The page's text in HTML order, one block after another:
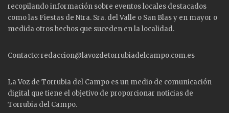
recopilando información sobre eventos locales destacados
como las Fiestas de Ntra. Sra. del Valle o San Blas y en mayor o
medida otros hechos que suceden en la localidad.
Contacto: redaccion@lavozdetorrubiadelcampo.com.es
La Voz de Torrubia del Campo es un medio de comunicación
digital que tiene el objetivo de proporcionar noticias de
Torrubia del Campo.